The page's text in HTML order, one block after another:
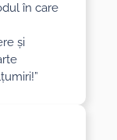
în care
și